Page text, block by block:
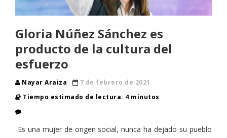
Gloria Núñez Sánchez es
producto de la cultura del
esfuerzo
Nayar Araiza
7 de febrero de 2021
Tiempo estimado de lectura: 4 minutos
Es una mujer de origen social, nunca ha dejado su pueblo